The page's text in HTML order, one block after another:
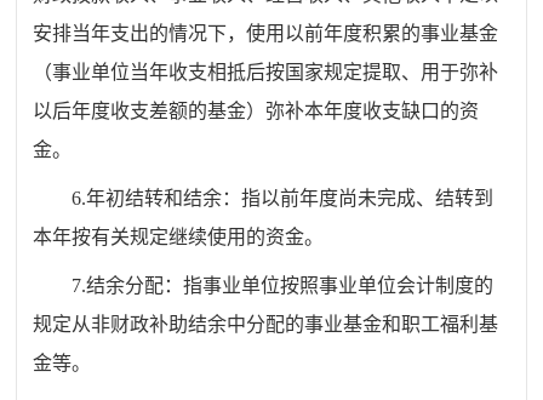
安排当年支出的情况下，使用以前年度积累的事业基金
（事业单位当年收支相抵后按国家规定提取、用于弥补
以后年度收支差额的基金）弥补本年度收支缺口的资
金。
6.年初结转和结余：指以前年度尚未完成、结转到
本年按有关规定继续使用的资金。
7.结余分配：指事业单位按照事业单位会计制度的
规定从非财政补助结余中分配的事业基金和职工福利基
金等。